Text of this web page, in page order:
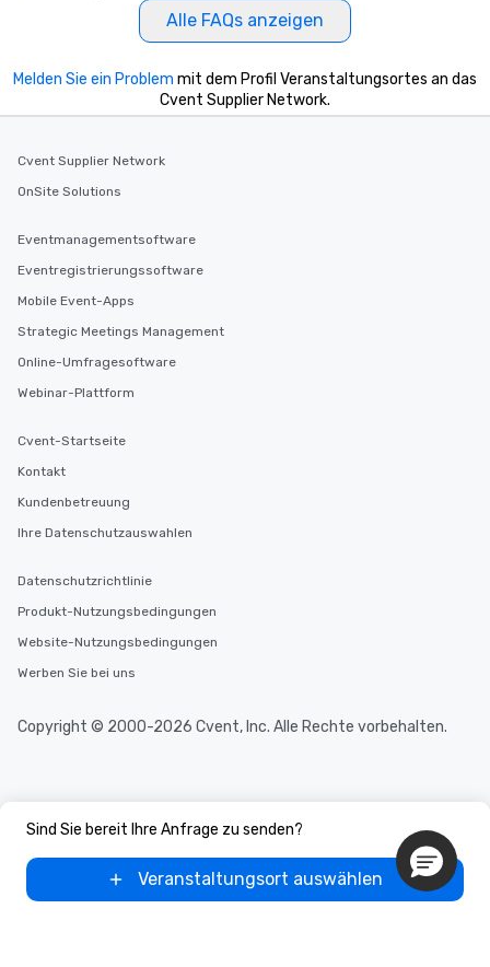
Alle FAQs anzeigen
Sind Sie bereit Ihre Anfrage zu senden?
Veranstaltungsort auswählen
Melden Sie ein Problem mit dem Profil Veranstaltungsortes an das
Cvent Supplier Network.
Cvent Supplier Network
OnSite Solutions
Eventmanagementsoftware
Eventregistrierungssoftware
Mobile Event-Apps
Strategic Meetings Management
Online-Umfragesoftware
Webinar-Plattform
Cvent-Startseite
Kontakt
Kundenbetreuung
Ihre Datenschutzauswahlen
Datenschutzrichtlinie
Produkt-Nutzungsbedingungen
Website-Nutzungsbedingungen
Werben Sie bei uns
Copyright © 2000-2026 Cvent, Inc. Alle Rechte vorbehalten.